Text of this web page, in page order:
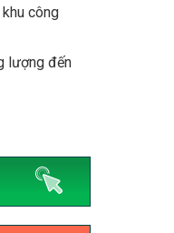
công
lượng đến